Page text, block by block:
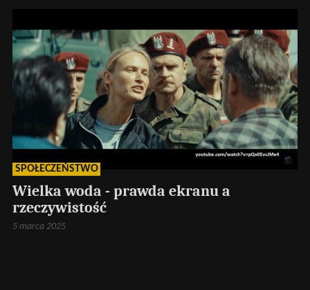
SPOŁECZEŃSTWO
Wielka woda - prawda ekranu a
rzeczywistość
5 marca 2025